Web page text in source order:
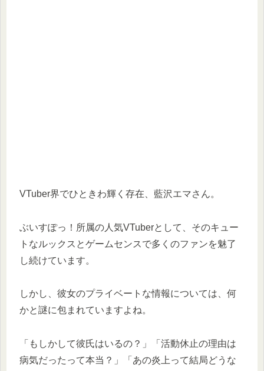
VTuber界でひときわ輝く存在、藍沢エマさん。
ぶいすぽっ！所属の人気VTuberとして、そのキュー
トなルックスとゲームセンスで多くのファンを魅了
し続けています。
しかし、彼女のプライベートな情報については、何
かと謎に包まれていますよね。
「もしかして彼氏はいるの？」「活動休止の理由は
病気だったって本当？」「あの炎上って結局どうな